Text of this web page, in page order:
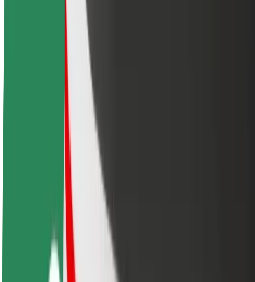
Laboratorul de siguranță
Orașe
Locații
Soluții pentru orașe